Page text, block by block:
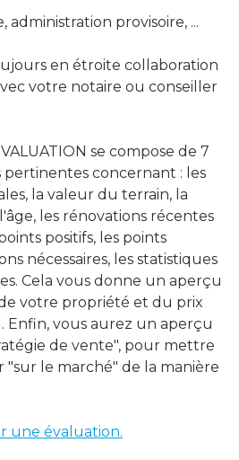
administration provisoire, ...
en étroite collaboration
votre notaire ou conseiller
se compose de 7
pertinentes concernant : les
la valeur du terrain, la
les rénovations récentes
positifs, les points
nécessaires, les statistiques
Cela vous donne un aperçu
votre propriété et du prix
Enfin, vous aurez un aperçu
de vente", pour mettre
le marché" de la manière
une évaluation.